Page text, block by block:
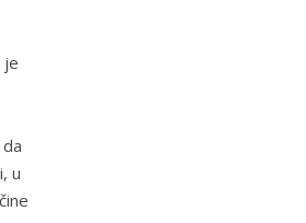
je
u